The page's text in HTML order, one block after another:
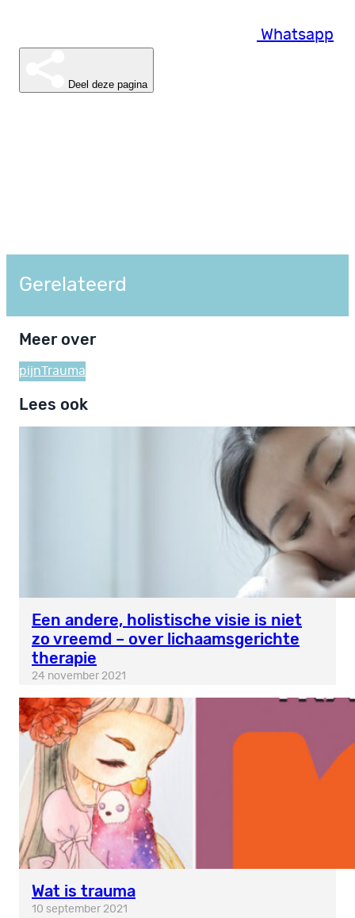
Whatsapp
Deel deze pagina
Gerelateerd
Meer over
pijnTrauma
Lees ook
Een andere, holistische visie is niet
zo vreemd – over lichaamsgerichte
therapie
24 november 2021
Wat is trauma
10 september 2021